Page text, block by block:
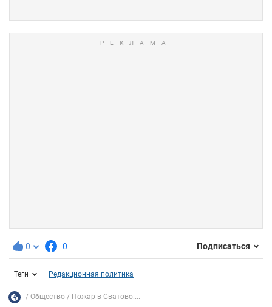
0 0 Подписаться
Теги Редакционная политика
Общество Пожар в Сватово:...